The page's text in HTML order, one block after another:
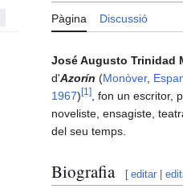
Pàgina Discussió
José Augusto Trinidad
d'Azorín (Monòver,
1967) [1 ] , fon un escritor,
noveliste, ensagiste,
del seu temps.
Biografia [ editar |